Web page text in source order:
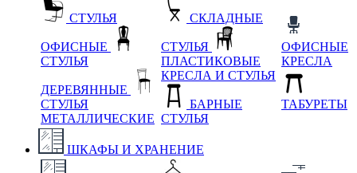
СТУЛЬЯ
ОФИСНЫЕ
СТУЛЬЯ
ДЕРЕВЯННЫЕ
СТУЛЬЯ
МЕТАЛЛИЧЕСКИЕ
СКЛАДНЫЕ
СТУЛЬЯ
ПЛАСТИКОВЫЕ
КРЕСЛА И СТУЛЬЯ
БАРНЫЕ
СТУЛЬЯ
ОФИСНЫЕ
КРЕСЛА
ТАБУРЕТЫ
ШКАФЫ И ХРАНЕНИЕ